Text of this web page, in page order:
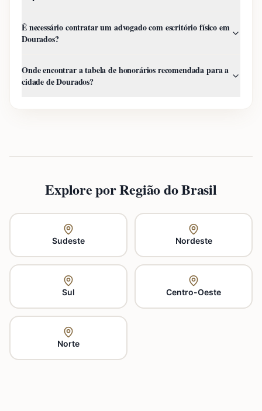
É necessário contratar um advogado com escritório físico em
Dourados?
Onde encontrar a tabela de honorários recomendada para a
cidade de Dourados?
Explore por Região do Brasil
Sudeste Nordeste
Sul Centro-Oeste
Norte